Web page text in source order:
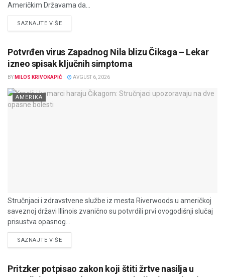
Američkim Državama da...
SAZNAJTE VIŠEDETAILS
Potvrđen virus Zapadnog Nila blizu Čikaga – Lekar
izneo spisak ključnih simptoma
BY MILOS KRIVOKAPIĆ AVGUST 6, 2026
AMERIKA
Stručnjaci i zdravstvene službe iz mesta Riverwoods u američkoj
saveznoj državi Illinois zvanično su potvrdili prvi ovogodišnji slučaj
prisustva opasnog...
SAZNAJTE VIŠEDETAILS
Pritzker potpisao zakon koji štiti žrtve nasilja u